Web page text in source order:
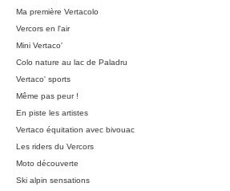
Ma première Vertacolo
Vercors en l'air
Mini Vertaco'
Colo nature au lac de Paladru
Vertaco' sports
Même pas peur !
En piste les artistes
Vertaco équitation avec bivouac
Les riders du Vercors
Moto découverte
Ski alpin sensations